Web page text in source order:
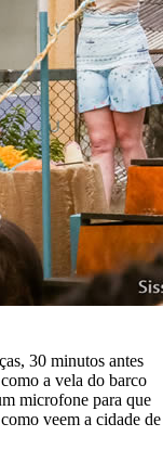
30 minutos antes
a vela do barco
microfone para que
veem a cidade de